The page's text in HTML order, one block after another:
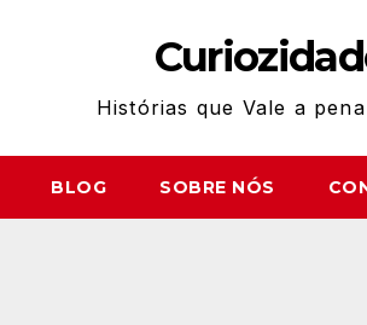
Histórias que Vale a
BLOG SOBRE NÓS